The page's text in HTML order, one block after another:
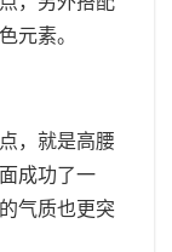
元素。
，就是高腰
成功了一
气质也更突